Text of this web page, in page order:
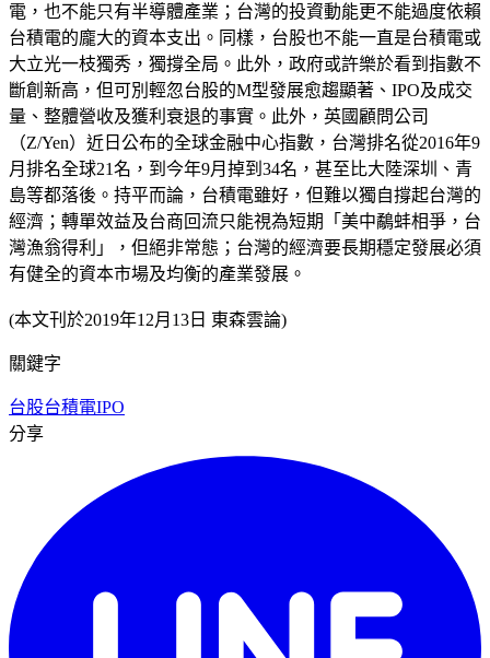
電，也不能只有半導體產業；台灣的投資動能更不能過度依賴
台積電的龐大的資本支出。同樣，台股也不能一直是台積電或
大立光一枝獨秀，獨撐全局。此外，政府或許樂於看到指數不
斷創新高，但可別輕忽台股的M型發展愈趨顯著、IPO及成交
量、整體營收及獲利衰退的事實。此外，英國顧問公司
（Z/Yen）近日公布的全球金融中心指數，台灣排名從2016年9
月排名全球21名，到今年9月掉到34名，甚至比大陸深圳、青
島等都落後。持平而論，台積電雖好，但難以獨自撐起台灣的
經濟；轉單效益及台商回流只能視為短期「美中鷸蚌相爭，台
灣漁翁得利」，但絕非常態；台灣的經濟要長期穩定發展必須
有健全的資本市場及均衡的產業發展。
(本文刊於2019年12月13日 東森雲論)
關鍵字
台股台積電IPO
分享